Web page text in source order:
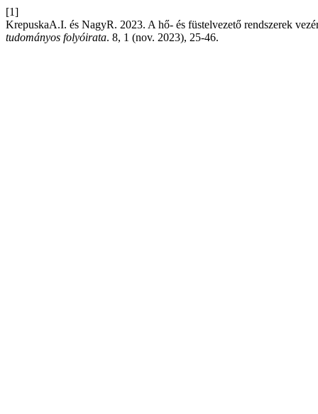
[1]
KrepuskaA.I. és NagyR. 2023. A hő- és füstelvezető rendszerek
tudományos folyóirata. 8, 1 (nov. 2023), 25-46.